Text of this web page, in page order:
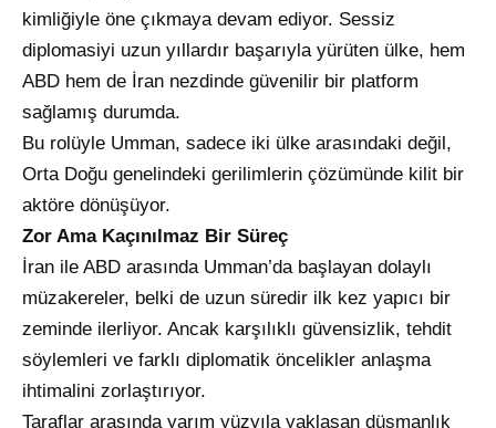
kimliğiyle öne çıkmaya devam ediyor. Sessiz
diplomasiyi uzun yıllardır başarıyla yürüten ülke, hem
ABD hem de İran nezdinde güvenilir bir platform
sağlamış durumda.
Bu rolüyle Umman, sadece iki ülke arasındaki değil,
Orta Doğu genelindeki gerilimlerin çözümünde kilit bir
aktöre dönüşüyor.
Zor Ama Kaçınılmaz Bir Süreç
İran ile ABD arasında Umman’da başlayan dolaylı
müzakereler, belki de uzun süredir ilk kez yapıcı bir
zeminde ilerliyor. Ancak karşılıklı güvensizlik, tehdit
söylemleri ve farklı diplomatik öncelikler anlaşma
ihtimalini zorlaştırıyor.
Taraflar arasında yarım yüzyıla yaklaşan düşmanlık